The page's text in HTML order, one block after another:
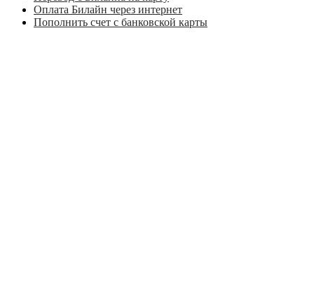
Оплата Билайн через интернет
Пополнить счет с банковской карты